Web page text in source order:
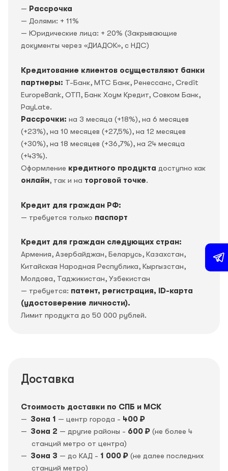
— Рассрочка
— Долями: + 11%
— Юридические лица: + 20% (Закрывающие
документы через «ДИАДОК», c НДС)
Кредитование клиентов осуществляют банки
партнеры: Т-Банк, МТС Банк, Ренессанс, Credit
EuropeBank, OTП, Банк Хоум Кредит, Совком Банк,
PayLate.
Рассрочки: на 3 месяца (+18%), на 6 месяцев
(+23%), на 10 месяцев (+27,5%), на 12 месяцев
(+30%), на 18 месяцев (+36,7%), на 24 месяца
(+43%).
Оформление кредитного продукта доступно как
онлайн, так и на торговой точке.
Кредит для граждан РФ:
— требуется только паспорт
Кредит для граждан следующих стран:
Армения, Азербайджан, Беларусь, Казахстан,
Китайская Народная Республика, Кыргызстан,
Молдова, Таджикистан, Узбекистан
— требуется: патент, регистрация, ID-карта
(удостоверение личности).
Лимит продукта до 50 000 рублей.
Доставка
Стоимость доставки по СПБ и МСК
Зона 1 — центр города - 400 ₽
Зона 2 — другие районы - 600 ₽ (не более 4
станций метро от центра)
Зона 3 — до КАД - 1 000 ₽ (не далее последних
станций метро)